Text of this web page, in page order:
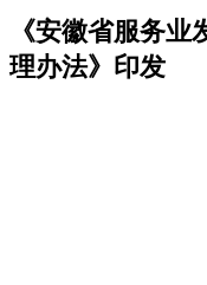
《安徽省服务
理办法》印发